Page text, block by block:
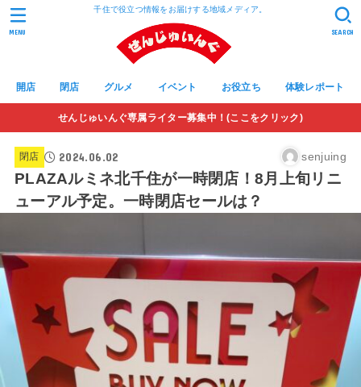
千住で役立つ情報をお届けする地域メディア。
開店 閉店 グルメ イベント お役立ち 体験レポート
SEARCH
MENU
せんじゅいんぐ専属ライター募集中！(ここをクリック)
閉店 2024.06.02 senjuing
PLAZAルミネ北千住が一時閉店！8月上旬リニ
ューアル予定。一時閉店セールは？